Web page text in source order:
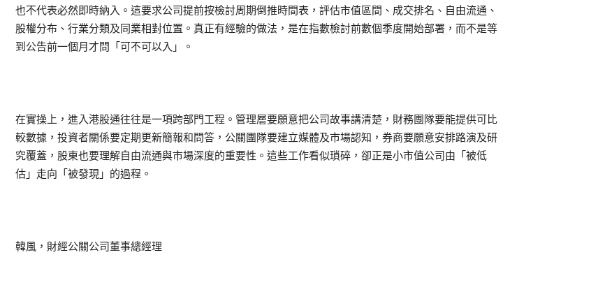
也不代表必然即時納入。這要求公司提前按檢討周期倒推時間表，評估市值區間、成交排名、自由流通、
股權分布、行業分類及同業相對位置。真正有經驗的做法，是在指數檢討前數個季度開始部署，而不是等
到公告前一個月才問「可不可以入」。
在實操上，進入港股通往往是一項跨部門工程。管理層要願意把公司故事講清楚，財務團隊要能提供可比
較數據，投資者關係要定期更新簡報和問答，公關團隊要建立媒體及市場認知，券商要願意安排路演及研
究覆蓋，股東也要理解自由流通與市場深度的重要性。這些工作看似瑣碎，卻正是小市值公司由「被低
估」走向「被發現」的過程。
韓風，財經公關公司董事總經理